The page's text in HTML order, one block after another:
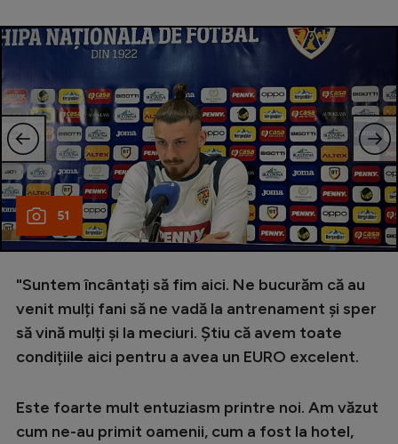
51
"Suntem încântați să fim aici. Ne bucurăm că au
venit mulți fani să ne vadă la antrenament și sper
să vină mulți și la meciuri. Știu că avem toate
condițiile aici pentru a avea un EURO excelent.
Este foarte mult entuziasm printre noi. Am văzut
cum ne-au primit oamenii, cum a fost la hotel,